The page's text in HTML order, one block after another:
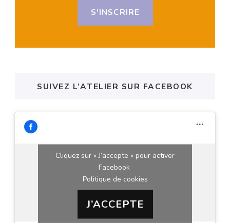
S'INSCRIRE
SUIVEZ L’ATELIER SUR FACEBOOK
Cliquez sur « J’accepte » pour activer
Facebook
Politique de cookies
J’ACCEPTE